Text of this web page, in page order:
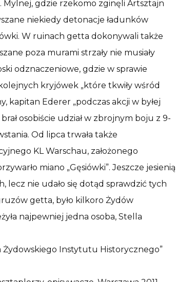
Mylnej, gdzie rzekomo zginęli Artsztajn
niekiedy detonacje ładunków
W ruinach getta dokonywali także
poza murami strzały nie musiały
odznaczeniowe, gdzie w sprawie
kryjówek „które tkwiły wśród
kapitan Ederer „podczas akcji w byłej
osobiście udział w zbrojnym boju z 9-
Od lipca trwała także
KL Warschau, założonego
miano „Gęsiówki”. Jeszcze jesienią
lecz nie udało się dotąd sprawdzić tych
getta, było kilkoro Żydów
najpewniej jedna osoba, Stella
Żydowskiego Instytutu Historycznego”